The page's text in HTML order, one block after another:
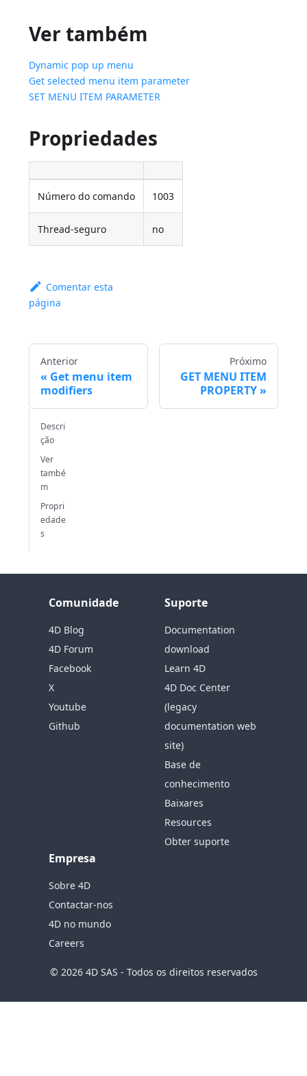
Ver também
Dynamic pop up menu
Get selected menu item parameter
SET MENU ITEM PARAMETER
Propriedades
Número do comando 1003
Thread-seguro no
Comentar esta
página
Anterior
Get menu item
modifiers
Próximo
GET MENU ITEM
PROPERTY
Descri
ção
Ver
també
m
Propri
edade
s
Comunidade
4D Blog
4D Forum
Facebook
X
Youtube
Github
Suporte
Documentation
download
Learn 4D
4D Doc Center
(legacy
documentation web
site)
Base de
conhecimento
Baixares
Resources
Obter suporte
Empresa
Sobre 4D
Contactar-nos
4D no mundo
Careers
© 2026 4D SAS - Todos os direitos reservados